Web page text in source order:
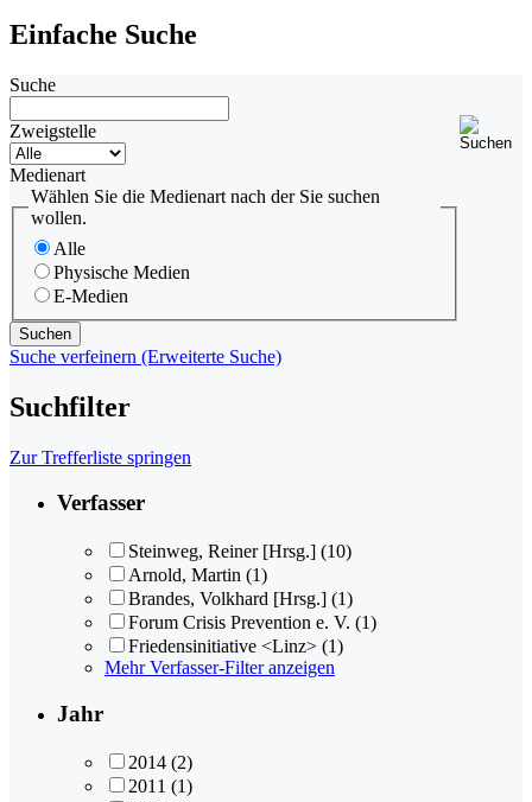
Einfache Suche
Suche
Zweigstelle
Medienart
Wählen Sie die Medienart nach der Sie suchen
wollen.
Alle
Physische Medien
E-Medien
Suche verfeinern (Erweiterte Suche)
Suchfilter
Zur Trefferliste springen
Verfasser
Steinweg, Reiner [Hrsg.] (10)
Arnold, Martin (1)
Brandes, Volkhard [Hrsg.] (1)
Forum Crisis Prevention e. V. (1)
Friedensinitiative <Linz> (1)
Mehr Verfasser-Filter anzeigen
Jahr
2014 (2)
2011 (1)